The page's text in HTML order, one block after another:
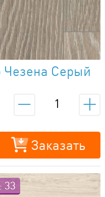
Чезена Серый
Заказать
33